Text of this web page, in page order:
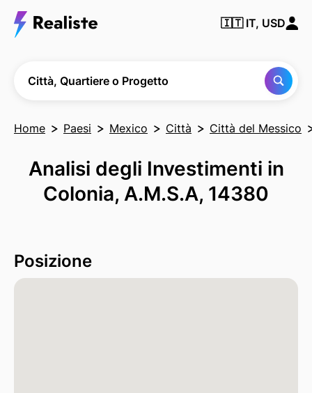
🇮🇹 IT, USD
Città, Quartiere o Progetto
Home Paesi Mexico Città Città del Messico
Analisi degli Investimenti in
Colonia, A.M.S.A, 14380
Posizione